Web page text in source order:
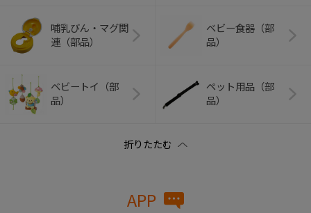
哺乳びん・マグ関
連（部品）
ベビー食器（部
品）
ベビートイ（部
品）
ペット用品（部
品）
APP